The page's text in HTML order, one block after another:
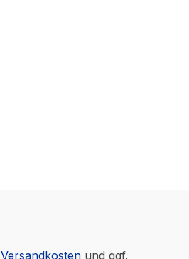
Versandkostenund ggf.